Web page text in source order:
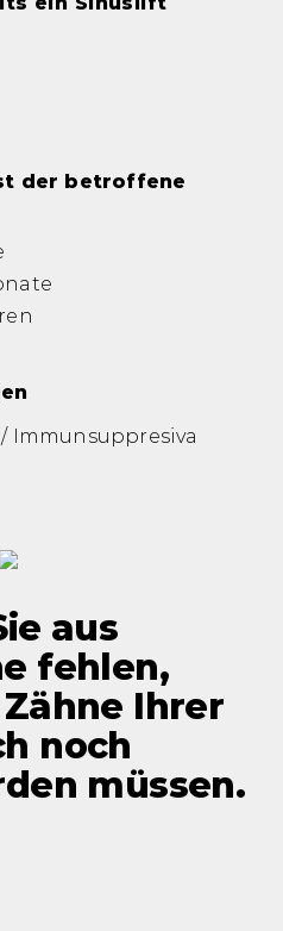
der betroffene
Immunsuppresiva
aus
fehlen,
Ihrer
noch
müssen.